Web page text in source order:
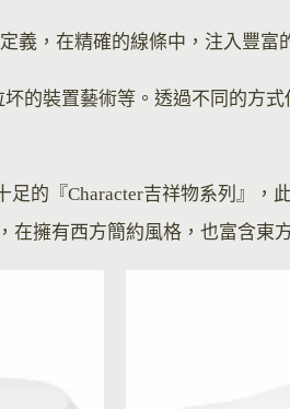
，在精確的線條中，注入豐富
的裝置藝術等。透過不同的方
的『Character吉祥物系列』
在擁有西方簡約風格，也富含東